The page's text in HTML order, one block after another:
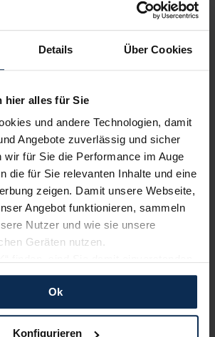
Details Über Cookies
hier alles für Sie
und andere Technologien, damit
Angebote zuverlässig und sicher
wir für Sie die Performance im Auge
die für Sie relevanten Inhalte und eine
zeigen. Damit unsere Webseite,
Angebot funktionieren, sammeln
Nutzer und wie sie unsere
Geräten nutzen.
für unseren Service zu
Daten an Dritte weiterzugeben,
Falls Sie dem nicht
beschränken wir uns auf die
Ok
Konfigurieren
das Urteil unserer Kunden